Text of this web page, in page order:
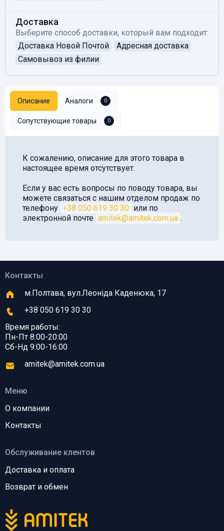
Доставка
Выберите способ доставки, который вам подходит:
Доставка Новой Почтой
Адресная доставка
Самовывоз из филии
Описание Аналоги 0
Сопутствующие товары 0
К сожалению, описание для этого товара в
настоящее время отсутствует.
Если у вас есть вопросы по поводу товара, вы
можете связаться с нашим отделом продаж по
телефону +38 050 619 30 30 или по
электронной почте amitek@amitek.com.ua .
Обслуживание клентов
Доставка и оплата
Возврат и обмен
Меню
О компании
Контакты
Контакты
м.Полтава, вул.Леоніда Каденюка, 17
+38 050 619 30 30
Время работы:
Пн-Пт 8:00-20:00
Сб-Нд 9:00-16:00
amitek@amitek.com.ua